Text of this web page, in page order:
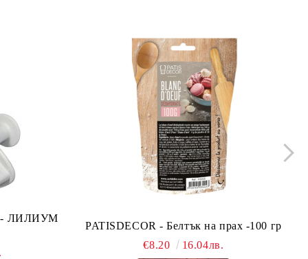
- ЛИЛИУМ
PATISDECOR - Белтък на прах -100 гр
€8.20
16.04лв.